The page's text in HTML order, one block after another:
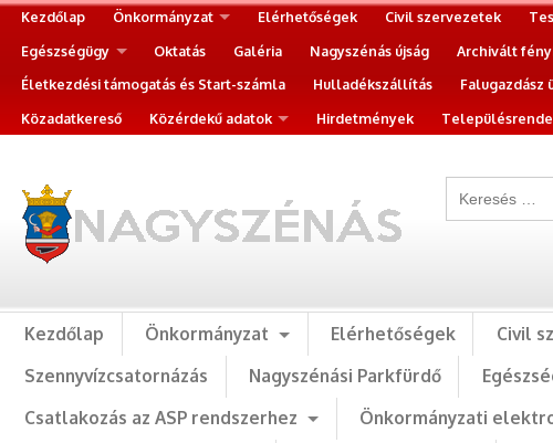
Kezdőlap Önkormányzat Elérhetőségek Civil szervezetek
Egészségügy
Oktatás Galéria Nagyszénás újság Archivált
Életkezdési támogatás és Start-számla
Hulladékszállítás Falugazdász
Közadatkereső
Közérdekű adatok Hirdetmények
Kezdőlap Önkormányzat Elérhetőségek Civil
Szennyvízcsatornázás
Nagyszénási Parkfürdő
Csatlakozás az ASP rendszerhez
Önkormányzati